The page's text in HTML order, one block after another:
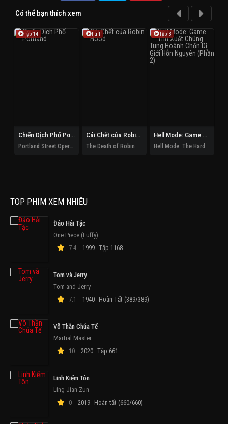
Có thể bạn thích xem
Tập 14
Chiến Dịch Phố Portland
Full
Cái Chết của Robin Hood
Tập 3
Hell Mode: Game Thủ Xuất Chúng Tung Hoành Chốn Dị Giới Hỗn Nguyên (Phần 2)
TOP PHIM XEM NHIỀU
Đảo Hải Tặc
One Piece (Luffy)
7.4
1999 Tập 1168
Tom và Jerry
Tom and Jerry
7.1
1940 Hoàn Tất (389/389)
Võ Thần Chúa Tể
Martial Master
10
2020 Tập 661
Linh Kiếm Tôn
Ling Jian Zun
0
2019 Hoàn tất (660/660)